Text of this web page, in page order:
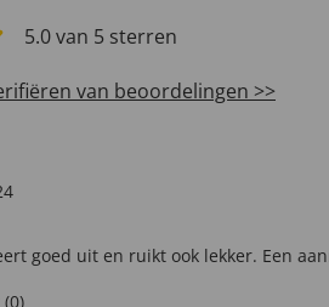
5.0 van 5 sterren
van beoordelingen >>
goed uit en ruikt ook lekker. Een
0)